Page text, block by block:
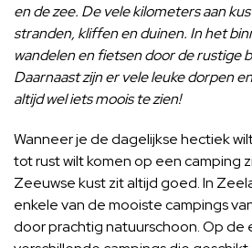
en de zee. De vele kilometers aan
stranden, kliffen en duinen. In het
wandelen en fietsen door de rustige
Daarnaast zijn er vele leuke dorpen
altijd wel iets moois te zien!
Wanneer je de dagelijkse hectiek
tot rust wilt komen op een camping
Zeeuwse kust zit altijd goed. In
enkele van de mooiste campings
door prachtig natuurschoon. Op de